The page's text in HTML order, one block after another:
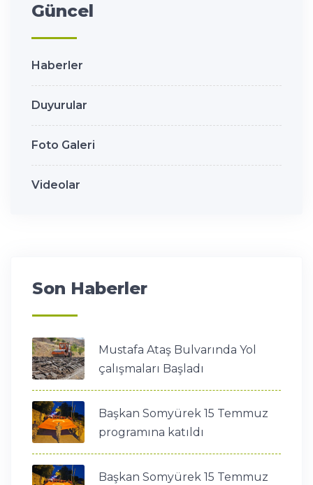
Güncel
Haberler
Duyurular
Foto Galeri
Videolar
Son Haberler
Mustafa Ataş Bulvarında Yol
çalışmaları Başladı
Başkan Somyürek 15 Temmuz
programına katıldı
Başkan Somyürek 15 Temmuz